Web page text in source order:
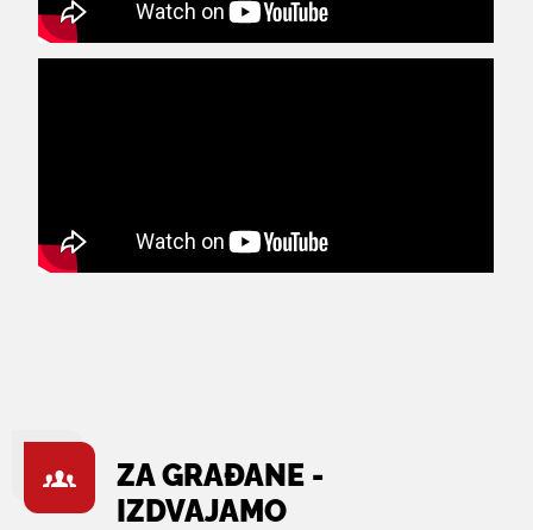
ZA GRAĐANE -
IZDVAJAMO